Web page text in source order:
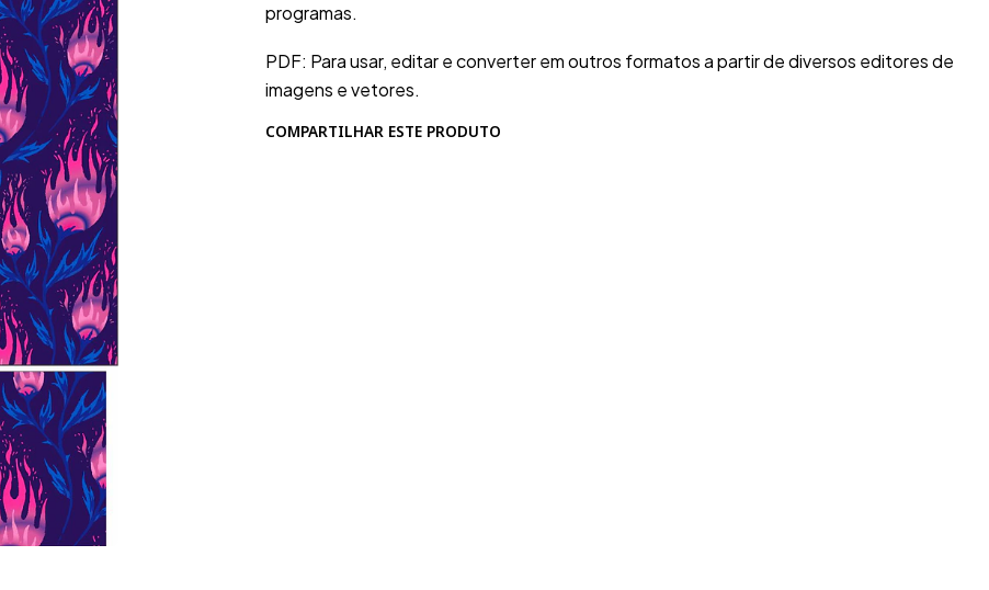
programas.
PDF: Para usar, editar e converter em outros formatos a partir de diversos editores de
imagens e vetores.
COMPARTILHAR ESTE PRODUTO